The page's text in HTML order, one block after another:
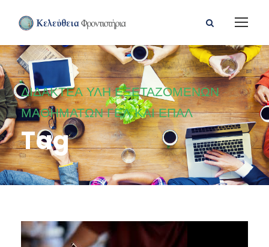
ΔΙΔΑΚΤΕΑ ΥΛΗ ΕΞΕΤΑΖΟΜΕΝΩΝ
ΜΑΘΗΜΑΤΩΝ ΓΕΛ ΚΑΙ ΕΠΑΛ
Tag